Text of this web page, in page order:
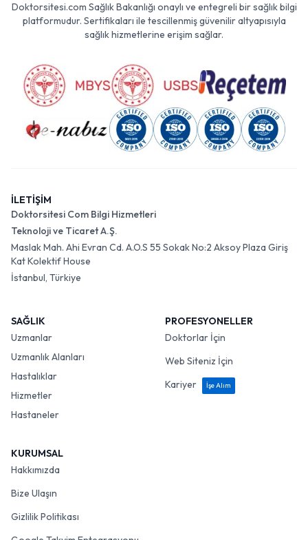
Doktorsitesi.com Sağlık Bakanlığı onaylı ve entegreli bir sağlık bilgi
platformudur. Sertifikaları ile tescillenmiş güvenilir altyapısıyla
sağlık hizmetlerine erişim sağlar.
İLETİŞİM
Doktorsitesi Com Bilgi Hizmetleri
Teknoloji ve Ticaret A.Ş.
Maslak Mah. Ahi Evran Cd. A.O.S 55 Sokak No:2 Aksoy Plaza Giriş
Kat Kolektif House
İstanbul, Türkiye
SAĞLIK
Uzmanlar
Uzmanlık Alanları
Hastalıklar
Hizmetler
Hastaneler
PROFESYONELLER
Doktorlar İçin
Web Siteniz İçin
Kariyer
İşe Alım
KURUMSAL
Hakkımızda
Bize Ulaşın
Gizlilik Politikası